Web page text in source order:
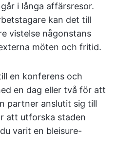
i långa affärsresor.
kan det till
vistelse någonstans
möten och fritid.
en konferens och
en dag eller två för att
partner anslutit sig till
att utforska staden
varit en bleisure-